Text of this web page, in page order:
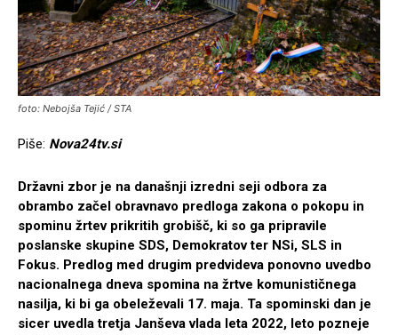
foto: Nebojša Tejić / STA
Piše: Nova24tv.si
Državni zbor je na današnji izredni seji odbora za
obrambo začel obravnavo predloga zakona o pokopu in
spominu žrtev prikritih grobišč, ki so ga pripravile
poslanske skupine SDS, Demokratov ter NSi, SLS in
Fokus. Predlog med drugim predvideva ponovno uvedbo
nacionalnega dneva spomina na žrtve komunističnega
nasilja, ki bi ga obeleževali 17. maja. Ta spominski dan je
sicer uvedla tretja Janševa vlada leta 2022, leto pozneje